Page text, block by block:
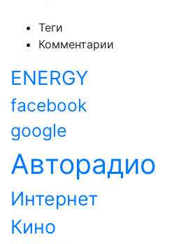
Теги
Комментарии
ENERGY
facebook
google
Авторадио
Интернет
Кино